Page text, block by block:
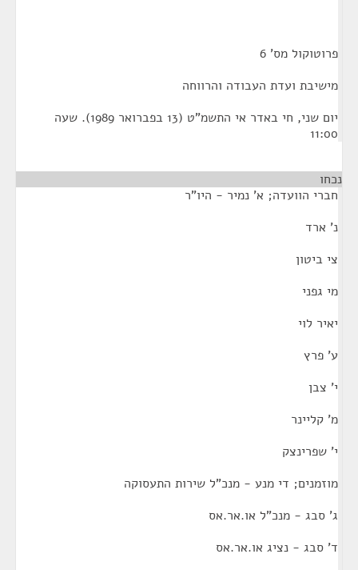
פרוטוקול מס' 6
מישיבת ועדת העבודה והרווחה
יום שני, חי באדר אי התשמ"ט (13 בפברואר 1989). שעה
11:00
נכחו
חברי הוועדה; א' נמיר - היו"ר
נ' ארד
צי ביטון
מי גפני
יאיר לוי
ע' פרץ
י' צבן
מ' קליינר
י' שפרינצק
מוזמנים; די מנע - מנכ"ל שירות התעסוקה
ג' סבג - מנכ"ל או.אר.אס
ד' סבג - נציג או.אר.אס